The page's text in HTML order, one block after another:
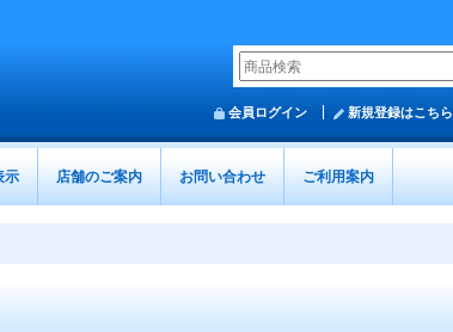
会員ログイン 新規登録はこちら
示 店舗のご案内 お問い合わせ ご利用案内